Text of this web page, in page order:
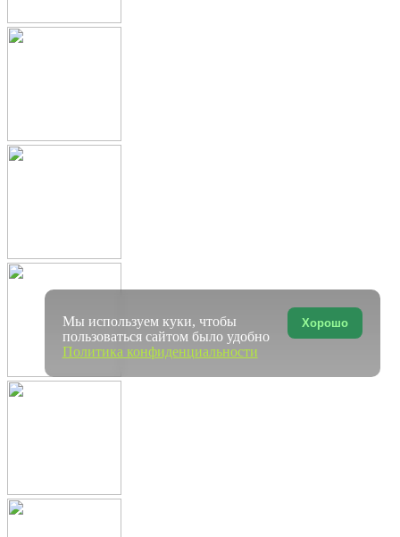
Хорошо
Мы используем куки, чтобы
пользоваться сайтом было удобно
Политика конфиденциальности